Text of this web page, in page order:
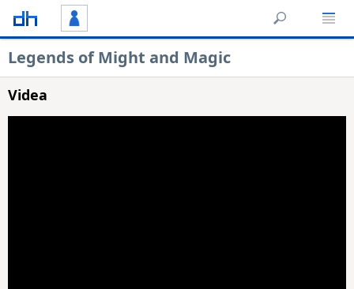
Legends of Might and Magic
Videa